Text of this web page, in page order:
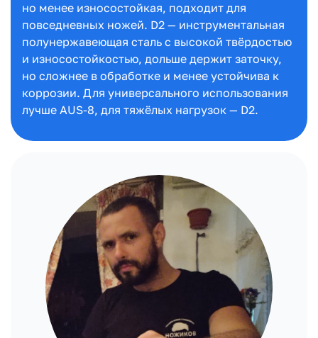
но менее износостойкая, подходит для
повседневных ножей. D2 — инструментальная
полунержавеющая сталь с высокой твёрдостью
и износостойкостью, дольше держит заточку,
но сложнее в обработке и менее устойчива к
коррозии. Для универсального использования
лучше AUS-8, для тяжёлых нагрузок — D2.